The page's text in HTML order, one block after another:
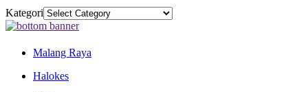
Kategori
Malang Raya
Halokes